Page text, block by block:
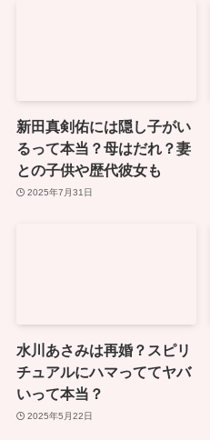
新田真剣佑には隠し子がい
るって本当？母はだれ？妻
との子供や歴代彼女も
2025年7月31日
水川あさみは再婚？スピリ
チュアルにハマっててヤバ
いって本当？
2025年5月22日